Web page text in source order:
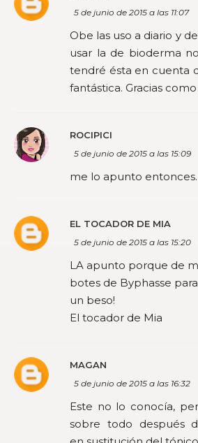
5 de junio de 2015 a las 11:07
Obe las uso a diario y
usar la de bioderma
tendré ésta en cuenta
fantástica. Gracias
ROCIPICI
5 de junio de 2015 a las 15:09
me lo apunto entonces.
EL TOCADOR DE MIA
5 de junio de 2015 a las 15:20
LA apunto porque de
botes de Byphasse
un beso!
El tocador de Mia
MAGAN
5 de junio de 2015 a las 16:32
Este no lo conocía,
sobre todo después